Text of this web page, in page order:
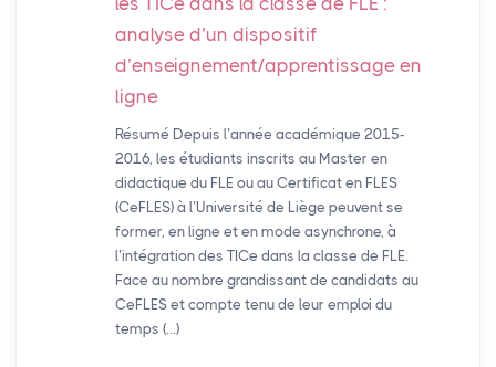
analyse d’un dispositif
d’enseignement/apprentissage en
ligne
Résumé Depuis l’année académique 2015-
2016, les étudiants inscrits au Master en
didactique du FLE ou au Certificat en FLES
(CeFLES) à l’Université de Liège peuvent se
former, en ligne et en mode asynchrone, à
l’intégration des TICe dans la classe de FLE.
Face au nombre grandissant de candidats au
CeFLES et compte tenu de leur emploi du
temps (…)